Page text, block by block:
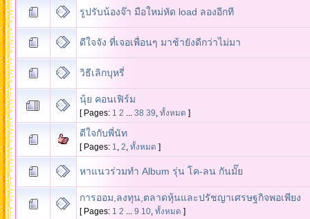
รูปรับน้องจ๊า มือใหม่หัด load ลองอีกที
ดีใจจัง ที่เจอเพื่อนๆ มาช้ายังดีกว่าไม่มา
วิธีเลิกบุหรี่
นุ้ย คอนเฟิร์ม
[ Pages: 1 2 38 39 ทั้งหมด ]
ดีใจกับพี่นัท
[ Pages: 1 2 ทั้งหมด ]
หาแนวร่วมทำ Album รุ่น โค-ลน กันมั๊ย
การออม,ลงทุน,ตลาดหุ้นและปรัชญาเศรษฐกิจพอเพียง
[ Pages: 1 2 9 10, ทั้งหมด ]